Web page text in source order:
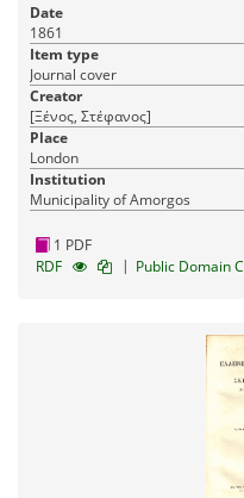
Date
1861
Item type
Journal cover
Creator
[Ξένος, Στέφανος]
Place
London
Institution
Municipality of Amorgos
1 PDF
RDF
| Public Domain